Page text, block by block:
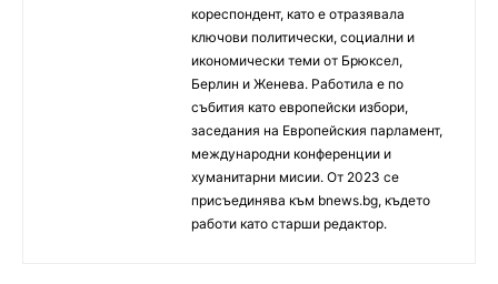
кореспондент, като е отразявала
ключови политически, социални и
икономически теми от Брюксел,
Берлин и Женева. Работила е по
събития като европейски избори,
заседания на Европейския парламент,
международни конференции и
хуманитарни мисии. От 2023 се
присъединява към bnews.bg, където
работи като старши редактор.